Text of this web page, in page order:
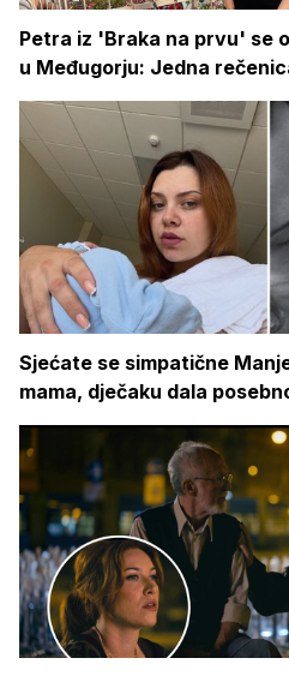
Petra iz 'Braka na prvu' se
u Međugorju: Jedna
Sjećate se simpatične
mama, dječaku dala